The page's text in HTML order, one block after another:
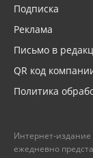
Подписка
Реклама
Письмо в
QR код
Политика
Интернет-издание
ежедневно